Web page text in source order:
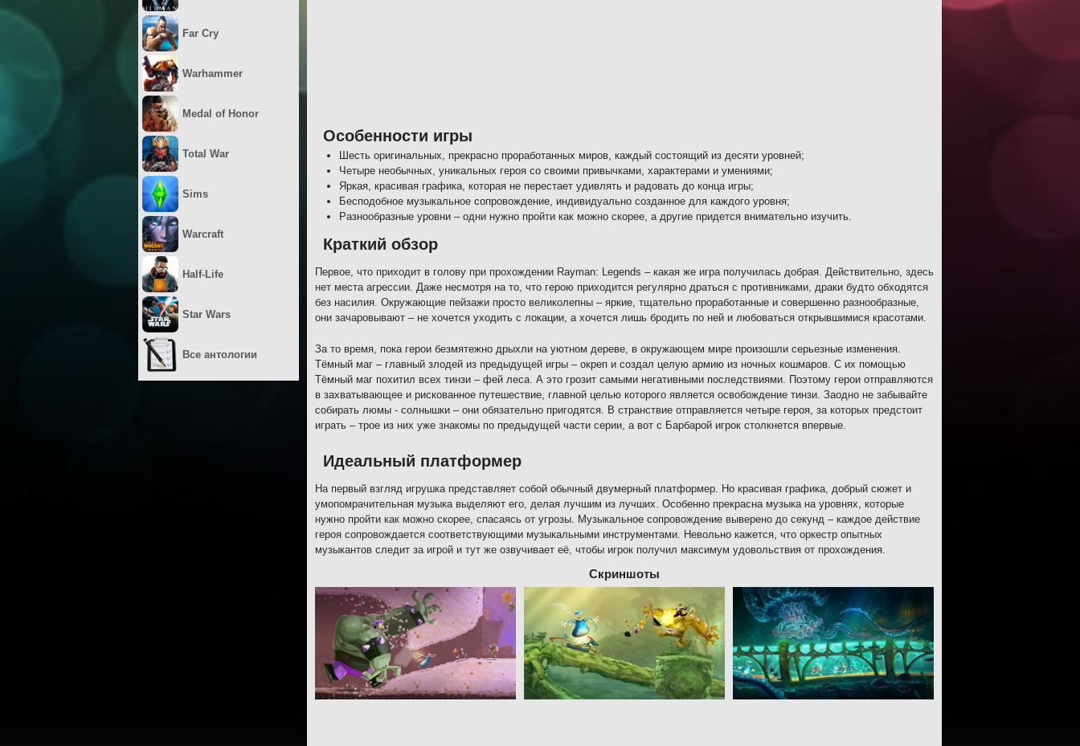
Особенности игры
Шесть оригинальных, прекрасно проработанных миров, каждый состоящий из десяти уровней;
Четыре необычных, уникальных героя со своими привычками, характерами и умениями;
Яркая, красивая графика, которая не перестает удивлять и радовать до конца игры;
Бесподобное музыкальное сопровождение, индивидуально созданное для каждого уровня;
Разнообразные уровни – одни нужно пройти как можно скорее, а другие придется внимательно изучить.
Краткий обзор
Первое, что приходит в голову при прохождении Rayman: Legends – какая же игра получилась добрая. Действительно, здесь
нет места агрессии. Даже несмотря на то, что герою приходится регулярно драться с противниками, драки будто обходятся
без насилия. Окружающие пейзажи просто великолепны – яркие, тщательно проработанные и совершенно разнообразные,
они зачаровывают – не хочется уходить с локации, а хочется лишь бродить по ней и любоваться открывшимися красотами.
За то время, пока герои безмятежно дрыхли на уютном дереве, в окружающем мире произошли серьезные изменения.
Тёмный маг – главный злодей из предыдущей игры – окреп и создал целую армию из ночных кошмаров. С их помощью
Тёмный маг похитил всех тинзи – фей леса. А это грозит самыми негативными последствиями. Поэтому герои отправляются
в захватывающее и рискованное путешествие, главной целью которого является освобождение тинзи. Заодно не забывайте
собирать люмы - солнышки – они обязательно пригодятся. В странствие отправляется четыре героя, за которых предстоит
играть – трое из них уже знакомы по предыдущей части серии, а вот с Барбарой игрок столкнется впервые.
Идеальный платформер
На первый взгляд игрушка представляет собой обычный двумерный платформер. Но красивая графика, добрый сюжет и
умопомрачительная музыка выделяют его, делая лучшим из лучших. Особенно прекрасна музыка на уровнях, которые
нужно пройти как можно скорее, спасаясь от угрозы. Музыкальное сопровождение выверено до секунд – каждое действие
героя сопровождается соответствующими музыкальными инструментами. Невольно кажется, что оркестр опытных
музыкантов следит за игрой и тут же озвучивает её, чтобы игрок получил максимум удовольствия от прохождения.
Скриншоты
Far Cry
Warhammer
Medal of Honor
Total War
Sims
Warcraft
Half-Life
Star Wars
Все антологии